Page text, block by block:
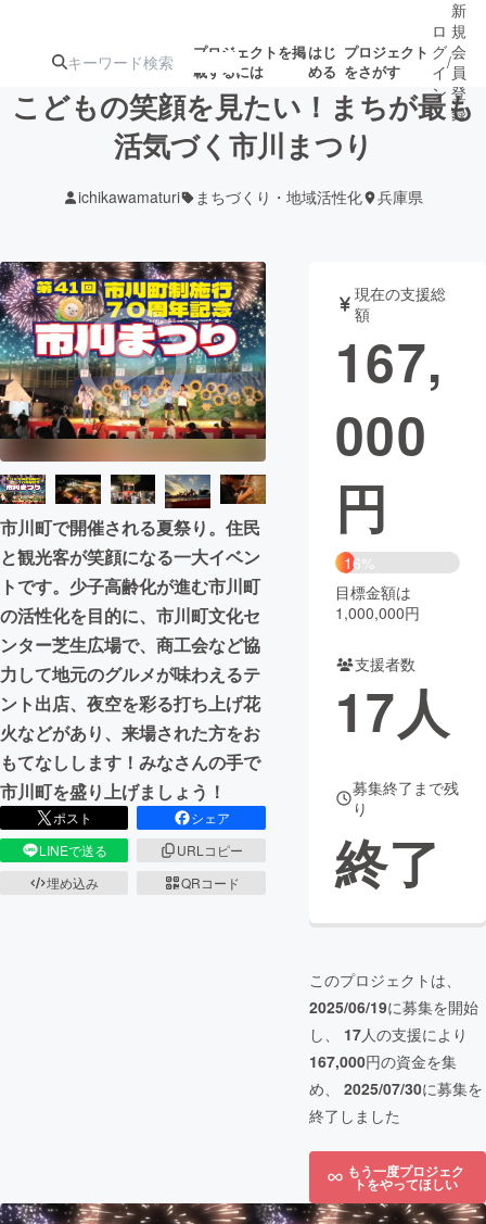
プロジェクトを掲
載するには
はじ
める
プロジェクト
をさがす
ターン
ジェクト
募集終了が近いプ
ロジェクト
もうすぐ公開
されます
アート・写真 音楽
テクノロジー・ガジェット ゲーム・サ
映像・映画
ビジネス・起業
まちづくり・地域活性化
CAMPFIRE for Social Good
CAMPFIRE Creation
CAMPFIREふるさと納税machi-ya コミュニティ
ロ
グ
イ
ン
/
新
規
会
員
登
録
こどもの笑顔を見たい！まちが最も
活気づく市川まつり
ichikawamaturi まちづくり・地域活性化 兵庫県
市川町で開催される夏祭り。住民
と観光客が笑顔になる一大イベン
トです。少子高齢化が進む市川町
の活性化を目的に、市川町文化セ
ンター芝生広場で、商工会など協
力して地元のグルメが味わえるテ
ント出店、夜空を彩る打ち上げ花
火などがあり、来場された方をお
もてなしします！みなさんの手で
市川町を盛り上げましょう！
ポスト
シェア
LINEで送る
URLコピー
埋め込み
QRコード
現在の支援総
額
167,
000
円
16%
目標金額は
1,000,000円
支援者数
17人
募集終了まで残
り
終了
このプロジェクトは、
2025/06/19に募集を開始
し、 17人の支援により
167,000円の資金を集
め、 2025/07/30に募集を
終了しました
もう一度プロジェク
トをやってほしい